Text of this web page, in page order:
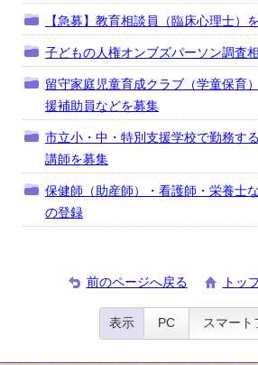
【急募】教育相談員（臨床心理士）
子どもの人権オンブズパーソン調査
留守家庭児童育成クラブ（学童保育
援補助員などを募集
市立小・中・特別支援学校で勤務す
講師を募集
保健師（助産師）・看護師・栄養士
の登録
前のページへ戻る トッ
表示 PC スマート